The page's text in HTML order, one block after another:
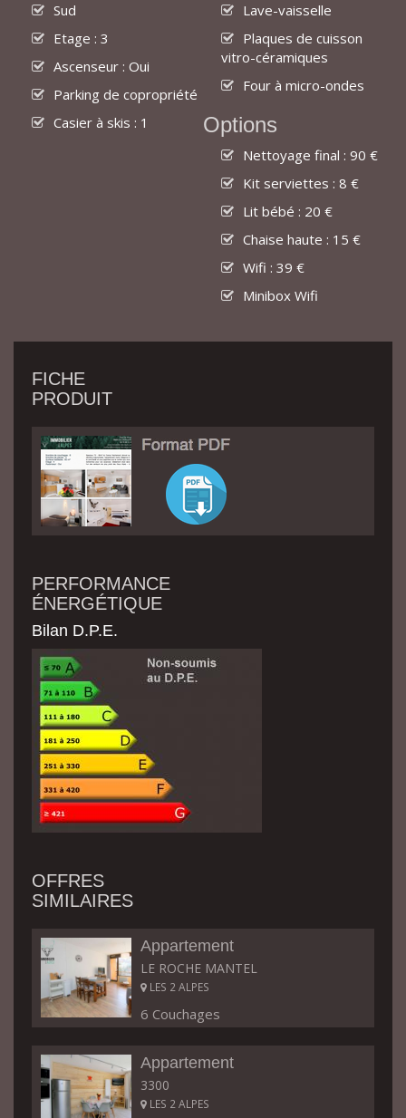
Sud
Etage : 3
Ascenseur : Oui
Parking de copropriété
Casier à skis : 1
Lave-vaisselle
Plaques de cuisson
vitro-céramiques
Four à micro-ondes
Options
Nettoyage final : 90 €
Kit serviettes : 8 €
Lit bébé : 20 €
Chaise haute : 15 €
Wifi : 39 €
Minibox Wifi
FICHE
PRODUIT
PERFORMANCE
ÉNERGÉTIQUE
Bilan D.P.E.
OFFRES
SIMILAIRES
Appartement
LE ROCHE MANTEL
LES 2 ALPES
6 Couchages
Appartement
3300
LES 2 ALPES